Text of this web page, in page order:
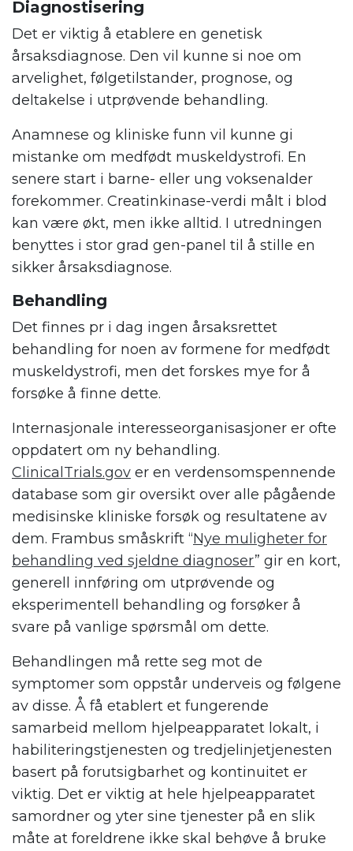
Diagnostisering
Det er viktig å etablere en genetisk
årsaksdiagnose. Den vil kunne si noe om
arvelighet, følgetilstander, prognose, og
deltakelse i utprøvende behandling.
Anamnese og kliniske funn vil kunne gi
mistanke om medfødt muskeldystrofi. En
senere start i barne- eller ung voksenalder
forekommer. Creatinkinase-verdi målt i blod
kan være økt, men ikke alltid. I utredningen
benyttes i stor grad gen-panel til å stille en
sikker årsaksdiagnose.
Behandling
Det finnes pr i dag ingen årsaksrettet
behandling for noen av formene for medfødt
muskeldystrofi, men det forskes mye for å
forsøke å finne dette.
Internasjonale interesseorganisasjoner er ofte
oppdatert om ny behandling.
ClinicalTrials.gov er en verdensomspennende
database som gir oversikt over alle pågående
medisinske kliniske forsøk og resultatene av
dem. Frambus småskrift “Nye muligheter for
behandling ved sjeldne diagnoser” gir en kort,
generell innføring om utprøvende og
eksperimentell behandling og forsøker å
svare på vanlige spørsmål om dette.
Behandlingen må rette seg mot de
symptomer som oppstår underveis og følgene
av disse. Å få etablert et fungerende
samarbeid mellom hjelpeapparatet lokalt, i
habiliteringstjenesten og tredjelinjetjenesten
basert på forutsigbarhet og kontinuitet er
viktig. Det er viktig at hele hjelpeapparatet
samordner og yter sine tjenester på en slik
måte at foreldrene ikke skal behøve å bruke